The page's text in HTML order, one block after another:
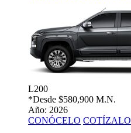
L200
*Desde $580,900 M.N.
Año: 2026
CONÓCELO COTÍZALO